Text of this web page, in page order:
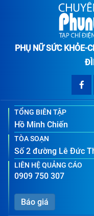
PHỤ NỮ SỨC KHỎE-
TỔNG BIÊN TẬP
Hồ Minh Chiến
TÒA SOẠN
Số 2 đường Lê Đức
LIÊN HỆ QUẢNG CÁO
0909 750 307
Báo giá